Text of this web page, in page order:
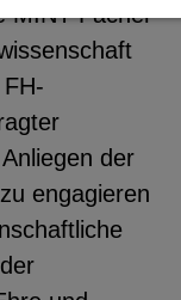
MINT-Fächer
der
engagieren
Session-
(immer